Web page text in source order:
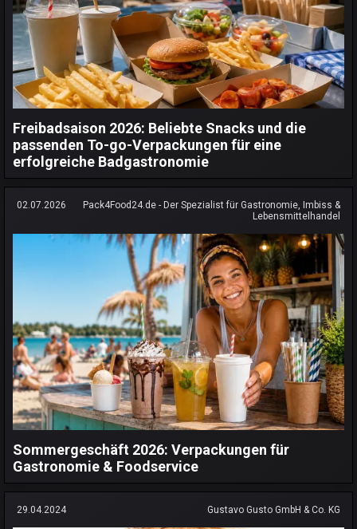
Freibadsaison 2026: Beliebte Snacks und die
passenden To-go-Verpackungen für eine
erfolgreiche Badgastronomie
02.07.2026
Pack4Food24.de - Der Spezialist für Gastronomie, Imbiss &
Lebensmittelhandel
Sommergeschäft 2026: Verpackungen für
Gastronomie & Foodservice
29.04.2024 Gustavo Gusto GmbH & Co. KG